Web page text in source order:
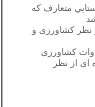
متعارف كه
نظر کشاورزی و
کشاورزی
از نظر